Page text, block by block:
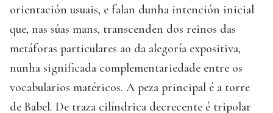
orientación usuais, e falan dunha intención inicial
que, nas súas mans, transcenden dos reinos das
metáforas particulares ao da alegoría expositiva,
nunha significada complementariedade entre os
vocabularios matéricos. A peza principal é a torre
de Babel. De traza cilíndrica decrecente é tripolar